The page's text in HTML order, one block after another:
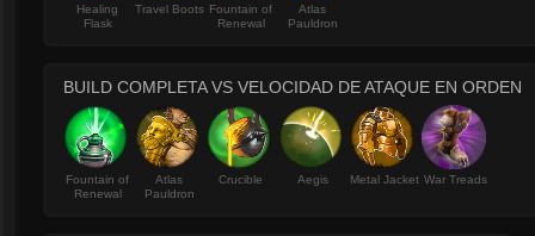
Healing
Flask
Travel Boots Fountain of
Renewal
Atlas
Pauldron
BUILD COMPLETA VS VELOCIDAD DE ATAQUE EN ORDEN
Fountain of
Renewal
Atlas
Pauldron
Crucible Aegis Metal Jacket War Treads